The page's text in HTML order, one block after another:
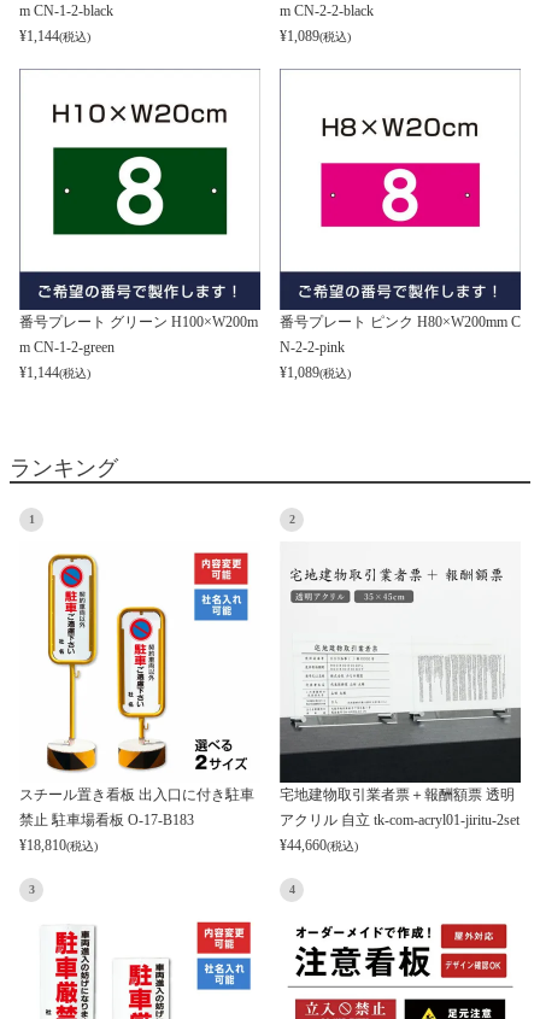
m CN-1-2-black
¥1,144(税込)
m CN-2-2-black
¥1,089(税込)
番号プレート グリーン H100×W200m
m CN-1-2-green
¥1,144(税込)
番号プレート ピンク H80×W200mm C
N-2-2-pink
¥1,089(税込)
ランキング
1
スチール置き看板 出入口に付き駐車
禁止 駐車場看板 O-17-B183
¥18,810(税込)
2
宅地建物取引業者票＋報酬額票 透明
アクリル 自立 tk-com-acryl01-jiritu-2set
¥44,660(税込)
3 4